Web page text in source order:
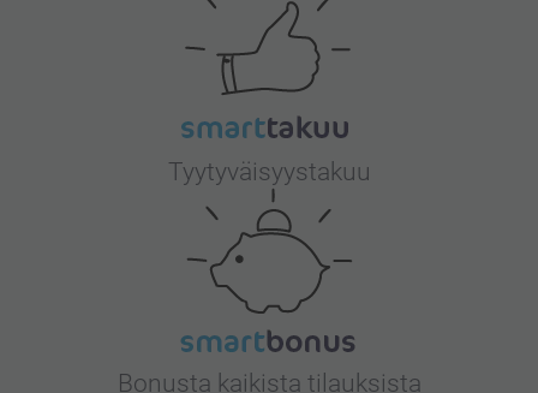
Tyytyväisyystakuu
Bonusta kaikista tilauksista